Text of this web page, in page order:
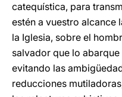
catequística, para
estén a vuestro alcance
la Iglesia, sobre el
salvador que lo
evitando las
reducciones